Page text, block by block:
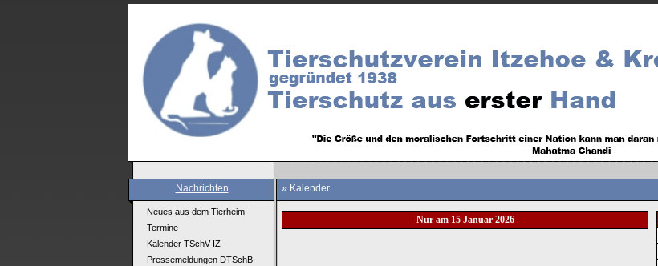
Nachrichten
Neues aus dem Tierheim
Termine
Kalender TSchV IZ
Pressemeldungen DTSchB
» Kalender
Nur am 15 Januar 2026